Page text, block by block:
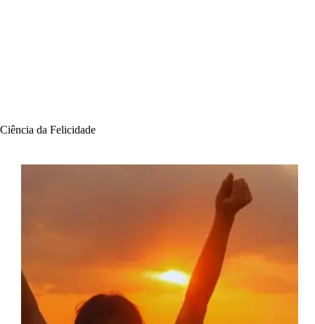
Ciência da Felicidade